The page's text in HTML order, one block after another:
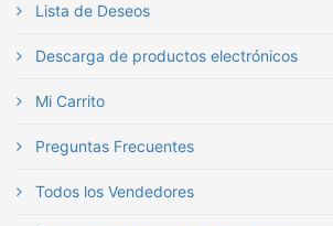
Lista de Deseos
Descarga de productos electrónicos
Mi Carrito
Preguntas Frecuentes
Todos los Vendedores